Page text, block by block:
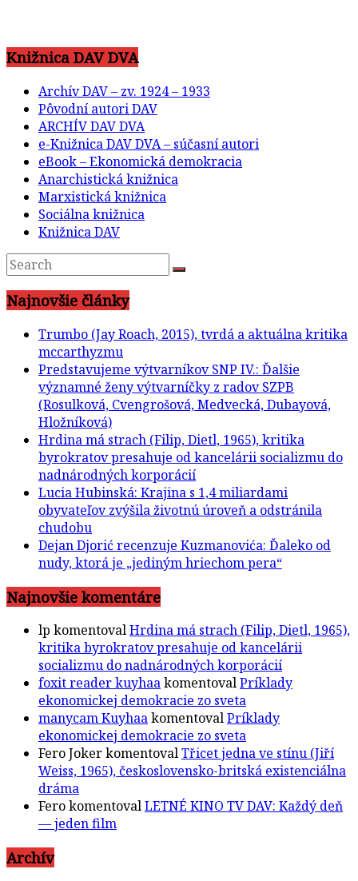
Knižnica DAV DVA
Archív DAV – zv. 1924 – 1933
Pôvodní autori DAV
ARCHÍV DAV DVA
e-Knižnica DAV DVA – súčasní autori
eBook – Ekonomická demokracia
Anarchistická knižnica
Marxistická knižnica
Sociálna knižnica
Knižnica DAV
Najnovšie články
Trumbo (Jay Roach, 2015), tvrdá a aktuálna kritika
mccarthyzmu
Predstavujeme výtvarníkov SNP IV.: Ďalšie
významné ženy výtvarníčky z radov SZPB
(Rosulková, Cvengrošová, Medvecká, Dubayová,
Hložníková)
Hrdina má strach (Filip, Dietl, 1965), kritika
byrokratov presahuje od kancelárii socializmu do
nadnárodných korporácií
Lucia Hubinská: Krajina s 1,4 miliardami
obyvateľov zvýšila životnú úroveň a odstránila
chudobu
Dejan Djorić recenzuje Kuzmanovića: Ďaleko od
nudy, ktorá je „jediným hriechom pera“
Najnovšie komentáre
lp komentovalHrdina má strach (Filip, Dietl, 1965),
kritika byrokratov presahuje od kancelárii
socializmu do nadnárodných korporácií
foxit reader kuyhaakomentovalPríklady
ekonomickej demokracie zo sveta
manycam KuyhaakomentovalPríklady
ekonomickej demokracie zo sveta
Fero JokerkomentovalTřicet jedna ve stínu (Jiří
Weiss, 1965), československo-britská existenciálna
dráma
FerokomentovalLETNÉ KINO TV DAV: Každý deň
— jeden film
Archív